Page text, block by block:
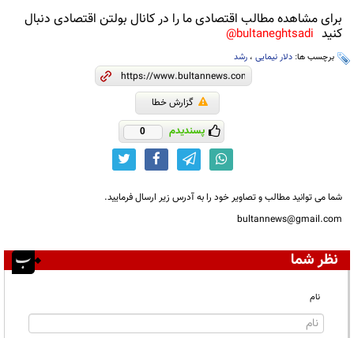
برای مشاهده مطالب اقتصادی ما را در کانال بولتن اقتصادی دنبال
کنید bultaneghtsadi@
برچسب ها: دلار نیمایی ، رشد
گزارش خطا
پسندیدم 0
شما می توانید مطالب و تصاویر خود را به آدرس زیر ارسال فرمایید.
bultannews@gmail.com
نظر شما
نام